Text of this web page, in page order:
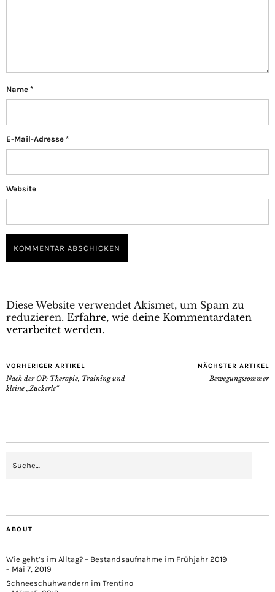
Name *
E-Mail-Adresse *
Website
Diese Website verwendet Akismet, um Spam zu
reduzieren. Erfahre, wie deine Kommentardaten
verarbeitet werden.
VORHERIGER ARTIKEL
Nach der OP: Therapie, Training und
kleine „Zuckerle“
NÄCHSTER ARTIKEL
Bewegungssommer
ABOUT
Wie geht’s im Alltag? – Bestandsaufnahme im Frühjahr 2019
Mai 7, 2019
Schneeschuhwandern im Trentino